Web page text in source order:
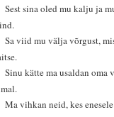
Sest sina oled mu kalju ja
Sa viid mu välja võrgust,
Sinu kätte ma usaldan oma
Ma vihkan neid, kes